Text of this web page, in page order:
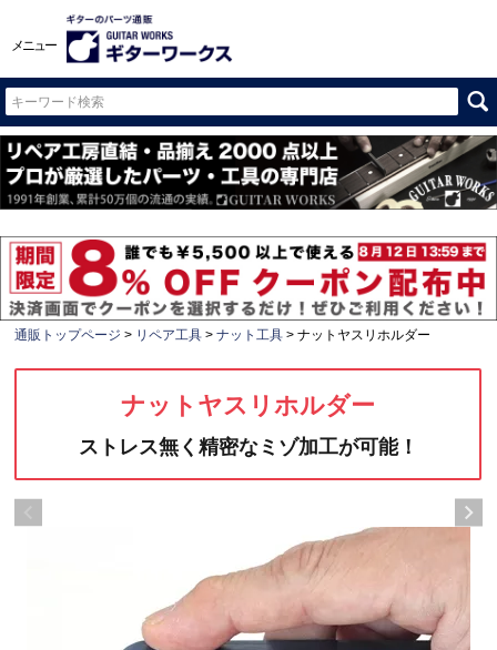
メニュー
通販トップページ リペア工具 ナット工具 ナットヤスリホルダー
ナットヤスリホルダー
ストレス無く精密なミゾ加工が可能！